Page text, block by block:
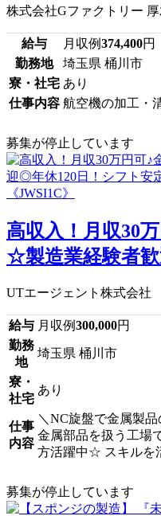
株式会社Gファクトリー
給与 月収例374,400円
勤務地
埼玉県 桶川市
寮・社宅 あり
仕事内容 航空機の加工・
募集が停止しています
高収入！月収30
☆製造業経験者
UTエージェント株式会社
給与 月収例300,000円
勤務
地
埼玉県 桶川市
寮・
社宅
あり
仕事
内容
＼NC旋盤で金属製
金属部品を扱う工場
方活躍中☆ スキルを
募集が停止しています